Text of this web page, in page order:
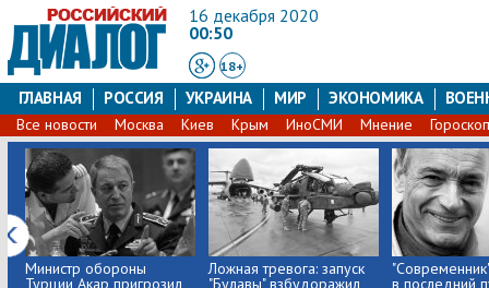
16 декабря 2020
00:50
18+
ГЛАВНАЯ РОССИЯ УКРАИНА МИР ЭКОНОМИКА
Все новости Москва Киев Крым ИноСМИ Мнение
Министр обороны
Турции Акар пригрозил
Ложная тревога: запуск
"Булавы" взбудоражил в последний